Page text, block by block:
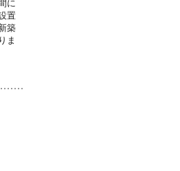
に
置
築
ま